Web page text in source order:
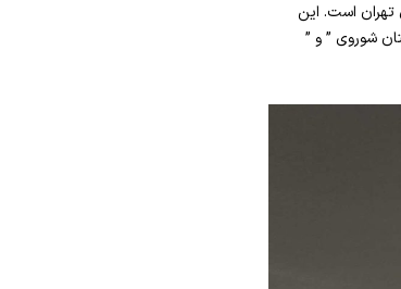
سوالات متداول
ترین بیمارستانهای تهران است. این
” بیمارستان شوروی ” و ”